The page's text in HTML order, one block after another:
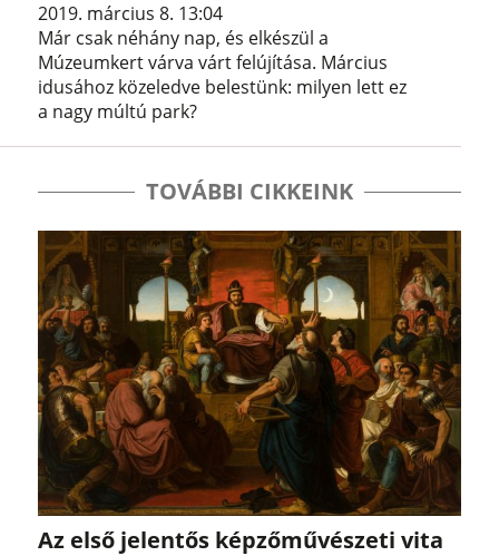
2019. március 8. 13:04
Már csak néhány nap, és elkészül a
Múzeumkert várva várt felújítása. Március
idusához közeledve belestünk: milyen lett ez
a nagy múltú park?
TOVÁBBI CIKKEINK
Az első jelentős képzőművészeti vita